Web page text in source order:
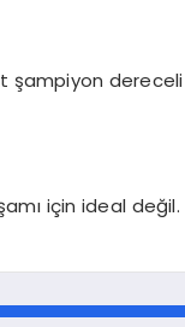
şampiyon dereceli
için ideal değil.